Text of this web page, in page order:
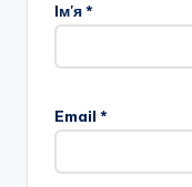
Ім'я*
Email *